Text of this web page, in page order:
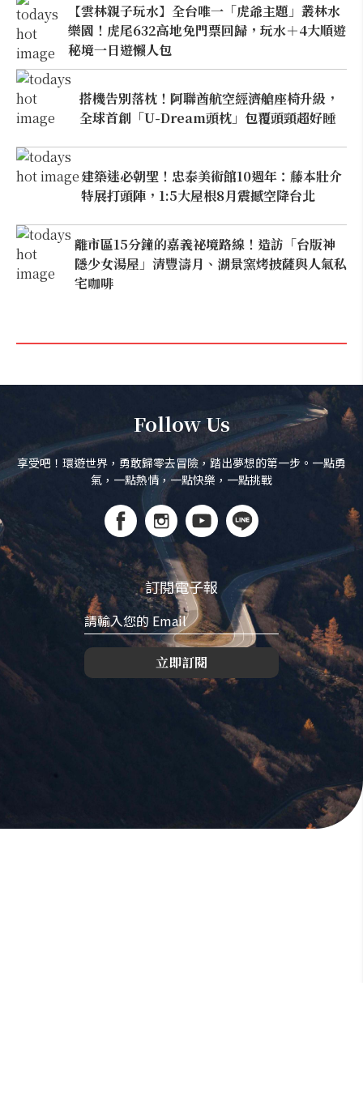
【雲林親子玩水】全台唯一「虎爺主題」叢林水
樂園！虎尾632高地免門票回歸，玩水＋4大順遊
秘境一日遊懶人包
搭機告別落枕！阿聯酋航空經濟艙座椅升級，
全球首創「U-Dream頭枕」包覆頭頸超好睡
建築迷必朝聖！忠泰美術館10週年：藤本壯介
特展打頭陣，1:5大屋根8月震撼空降台北
離市區15分鐘的嘉義祕境路線！造訪「台版神
隱少女湯屋」清豐濤月、湖景窯烤披薩與人氣私
宅咖啡
Follow Us
享受吧！環遊世界，勇敢歸零去冒險，踏出夢想的第一步。一點勇
氣，一點熱情，一點快樂，一點挑戰
訂閱電子報
立即訂閱